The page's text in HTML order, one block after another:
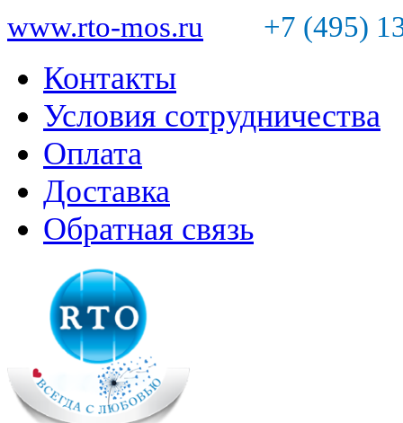
www.rto-mos.ru +7 (495)
Контакты
Условия сотрудничества
Оплата
Доставка
Обратная связь